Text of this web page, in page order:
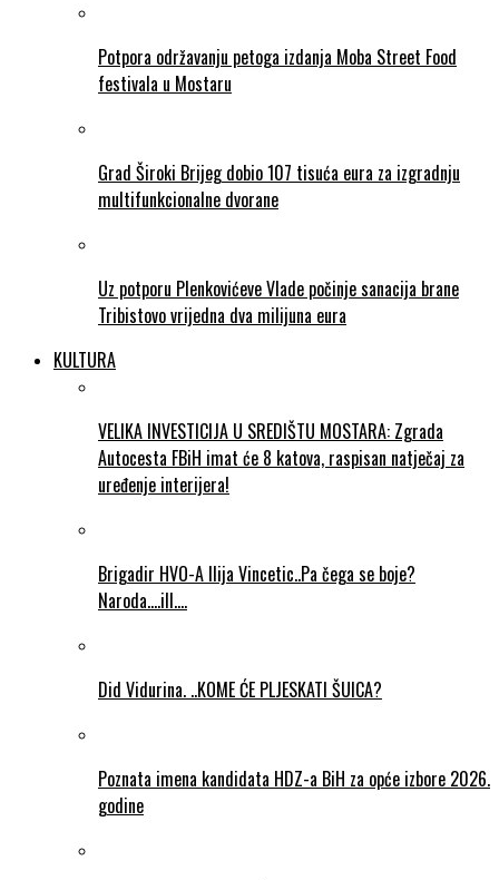
Potpora održavanju petoga izdanja Moba Street Food
festivala u Mostaru
Grad Široki Brijeg dobio 107 tisuća eura za izgradnju
multifunkcionalne dvorane
Uz potporu Plenkovićeve Vlade počinje sanacija brane
Tribistovo vrijedna dva milijuna eura
KULTURA
VELIKA INVESTICIJA U SREDIŠTU MOSTARA: Zgrada
Autocesta FBiH imat će 8 katova, raspisan natječaj za
uređenje interijera!
Brigadir HVO-A Ilija Vincetic..Pa čega se boje?
Naroda….ill….
Did Vidurina. ..KOME ĆE PLJESKATI ŠUICA?
Poznata imena kandidata HDZ-a BiH za opće izbore 2026.
godine